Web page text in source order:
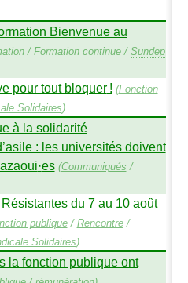
Bienvenue au
/ Formation continue/ Sundep
pour tout bloquer ! (Fonction
Solidaires)
à la solidarité
: les universités doivent
·es (Communiqués /
du 7 au 10 août
publique/ Rencontre/
Solidaires)
la fonction publique ont